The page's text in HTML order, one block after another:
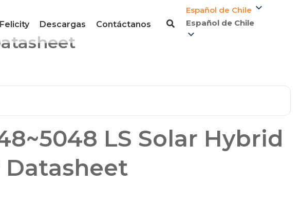
Descargas Contáctanos
Español de Chile
Español de Chile
LS Solar Hybrid